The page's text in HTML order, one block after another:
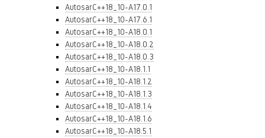
AutosarC++18_10-A17.0.1
AutosarC++18_10-A17.6.1
AutosarC++18_10-A18.0.1
AutosarC++18_10-A18.0.2
AutosarC++18_10-A18.0.3
AutosarC++18_10-A18.1.1
AutosarC++18_10-A18.1.2
AutosarC++18_10-A18.1.3
AutosarC++18_10-A18.1.4
AutosarC++18_10-A18.1.6
AutosarC++18_10-A18.5.1